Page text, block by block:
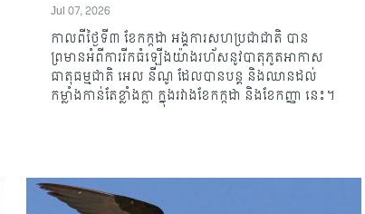
Jul 07, 2026
កាលពីថ្ងៃទី៣​​ ខែកក្កដា អង្គការសហប្រជាជាតិ បាន
ព្រមានអំពីការរីកធំឡើងយ៉ាងរហ័ស​នូវ​បាតុភូតអាកាស
ធាតុធម្មជាតិ អេល នីណូ ដែលបានបន្ត និងឈានដល់
កម្លាំង​កាន់តែខ្លាំង​ក្លា ក្នុងរវាងខែកក្កដា និងខែកញ្ញា នេះ។